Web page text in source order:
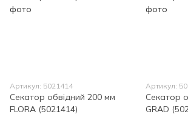
Артикул: 5021414
Секатор обвідний 200 мм
FLORA (5021414)
Артикул:
Секатор
GRAD